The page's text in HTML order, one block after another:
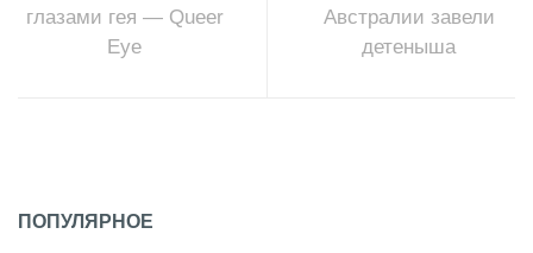
глазами гея — Queer
Eye
Австралии завели
детеныша
ПОПУЛЯРНОЕ